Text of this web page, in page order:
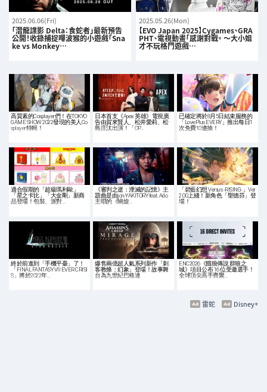
2025.06.06(Fri)
「潛龍諜影 Delta：食蛇者」最新預告
公開！收錄捕捉嗶波猴的小遊戲「Sna
ke vs Monkey…
2025.05.26(Mon)
【EVO Japan 2025】Cygames、GRA
PHT、電視動畫「感謝對戰。 ～大小姐
才不玩格鬥遊戲…
高質素的Cosplayer們！在TOKYO
GAME SHOW 2022發現的美人Co
splayer特輯！
日本首支《Apex 英雄》電視廣
告由賀來賢人、松井愛莉、松
島庄汰出演！「OP…
已確定將於8月5日結束服務的
「LovePlus EVERY」推出每日1
次免費10連抽！
適合假期的「超級瑪利歐」
「星之卡比」「大金剛」新商
品登場！包裝、派對…
《審判之逝：湮滅的記憶》主
題曲是由jon-YAKITORY feat. Ado
主唱的《蝸旋…
「碧藍幻想 Versus -RISING-」Ver
2.00上綫！新角色「聖德芬」登
場！
終於前進到「手機平臺」了！
「FINAL FANTASY VII EVER CRISI
S」將於2022年…
爆售兩億超人氣系列新作「刺
客教條：幻象」登場！故事舞
台為九世紀巴格達
ENC2026《餓狼傳說 群狼之
城》項目公布 16 位受邀選手！
全球頂尖高手齊聚…
Disney+
雷蛇